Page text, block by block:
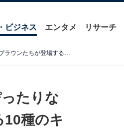
ビジネス エンタメ リサーチ
【受験生に送りたい】LINE背景に「応援」にぴったりな限定エフェクト登場！ ブラウンたちが登場する10種のキーワードは？
たりな
10種のキ